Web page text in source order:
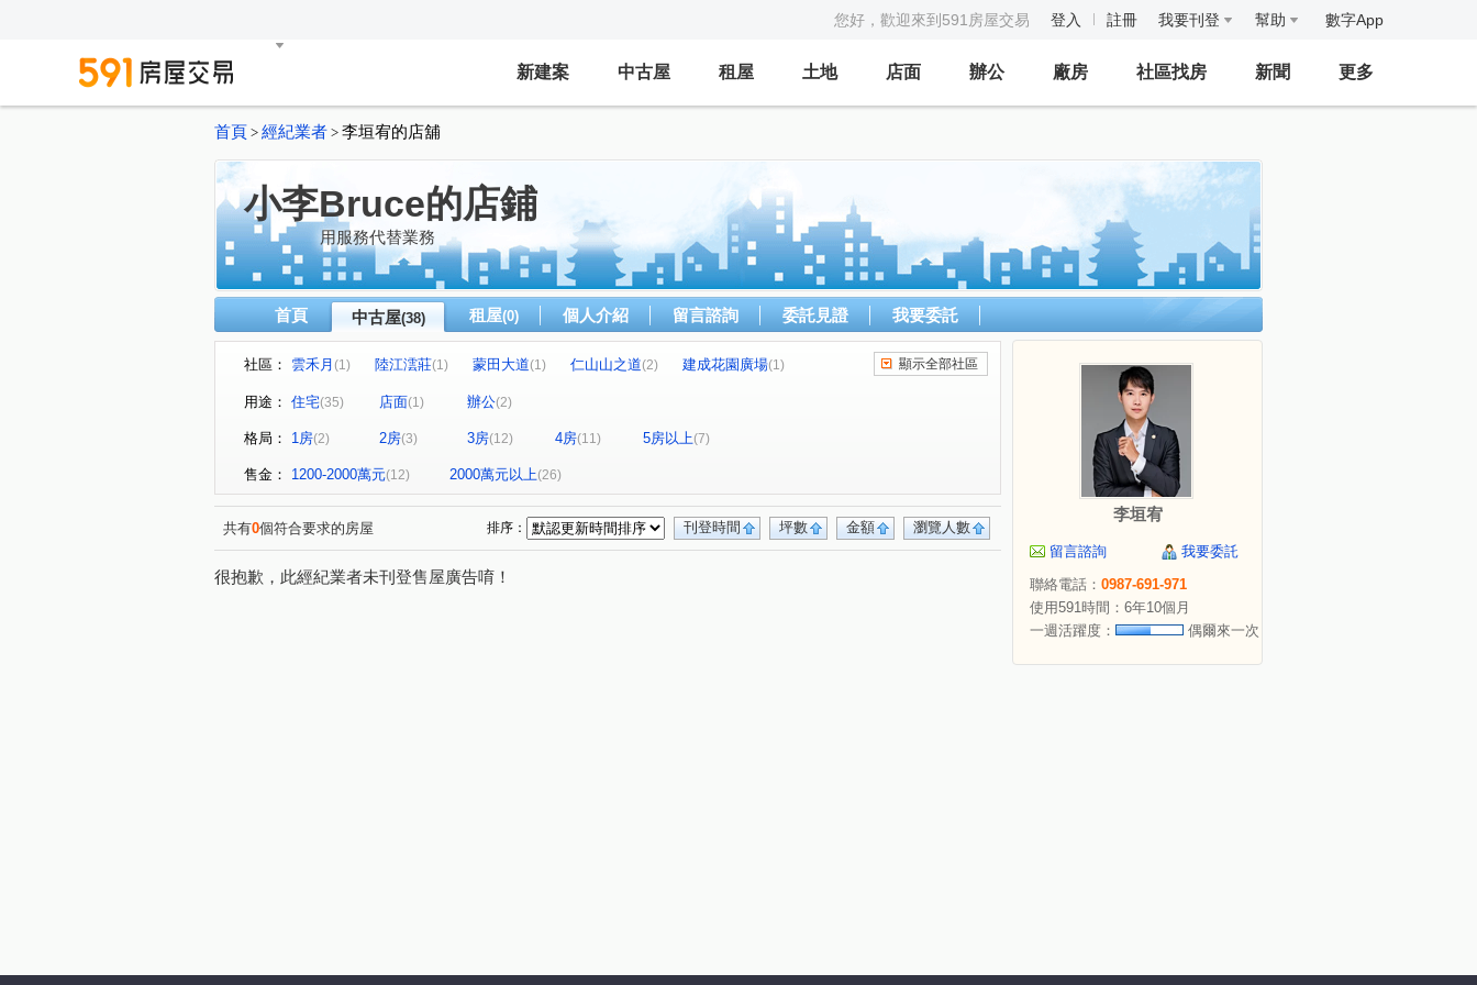
您好，歡迎來到591房屋交易 登入 註冊 我要刊登 幫助 數字App
新建案 中古屋 租屋 土地 店面 辦公 廠房 社區找房 新聞 更多
首頁 > 經紀業者 > 李垣宥的店舖
小李Bruce的店鋪
用服務代替業務
首頁 中古屋(38) 租屋(0) 個人介紹 留言諮詢 委託見證 我要委託
社區： 雲禾月 (1) 陸江澐莊(1) 蒙田大道(1) 仁山山之道(2) 建成花園廣場(1)
長虹 PARK608 (1) 仁山協和 (1)
公園錄 聖荷西花園 大直璞園 (1) 日升月恆 (1) 愛迪生科技中心
湖山村(1) 國家君臨 微笑台北(1)
堤頂大道二段(1) 環河北路二段(1) 民權東路六段(3) 市政北五路(2)
內湖路三段(2) 民生東路五段(1) 瑞安街(1) 北安路(1) 市政北一路 (1)
康寧路三段(2) 內湖路二段(1) 復興北路(1) 安康路(1) 明水路(1) 文湖街(1)
大湖街(1) 成功路二段 (1) 天母東路
顯示全部社區
用途： 住宅(35) 店面(1) 辦公(2)
格局： 1房(2) 2房(3) 3房(12) 4房(11) 5房以上(7)
售金： 1200-2000萬元(12) 2000萬元以上(26)
共有0個符合要求的房屋 瀏覽人數
金額
坪數
刊登時間
排序：
很抱歉，此經紀業者未刊登售屋廣告唷！
李垣宥
留言諮詢
我要委託
聯絡電話： 0987-691-971
使用591時間：6年10個月
一週活躍度：
偶爾來一次